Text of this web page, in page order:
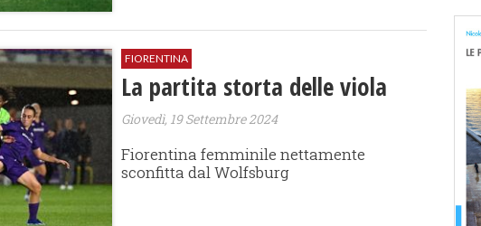
FIORENTINA
La partita storta delle viola
Giovedì, 19 Settembre 2024
Fiorentina femminile nettamente
sconfitta dal Wolfsburg